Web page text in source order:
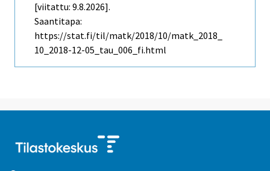
[viitattu: 9.8.2026].
Saantitapa:
https://stat.fi/til/matk/2018/10/matk_2018_
10_2018-12-05_tau_006_fi.html